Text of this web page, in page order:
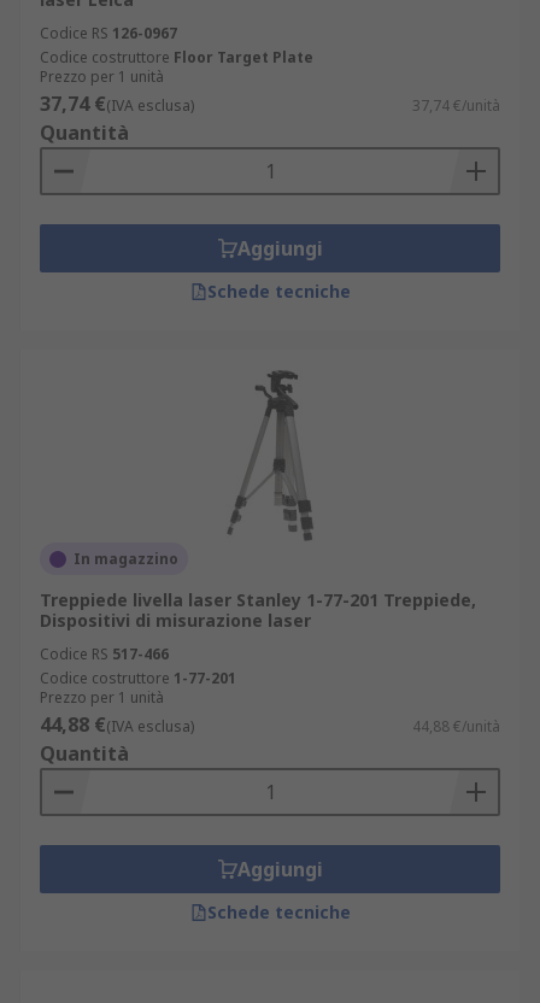
Codice RS 126-0967
Codice costruttore Floor Target Plate
Prezzo per 1 unità
37,74 €(IVA esclusa) 37,74 €/unità
Quantità
Aggiungi
Schede tecniche
In magazzino
Treppiede livella laser Stanley 1-77-201 Treppiede,
Dispositivi di misurazione laser
Codice RS 517-466
Codice costruttore 1-77-201
Prezzo per 1 unità
44,88 €(IVA esclusa) 44,88 €/unità
Quantità
Aggiungi
Schede tecniche